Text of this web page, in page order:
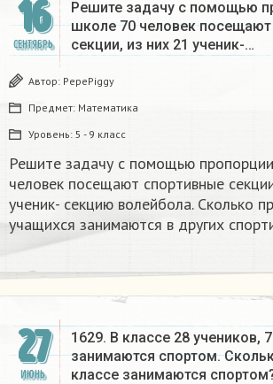
16
СЕНТЯБРЬ
Решите задачу с помощью
школе 70 человек
секции, из них 21 ученик-…
Автор: PepePiggy
Предмет: Математика
Уровень: 5 - 9 класс
Решите задачу с помощью
человек посещают спортивные
ученик- секцию волейбола. Сколько
учащихся занимаются в других
27
ИЮНЬ
1629. В классе 28 учеников,
занимаются спортом.
классе занимаются